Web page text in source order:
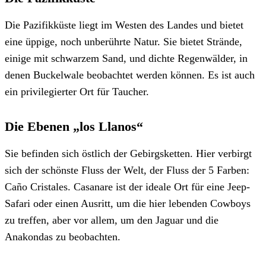
Die Pazifikküste liegt im Westen des Landes und bietet
eine üppige, noch unberührte Natur. Sie bietet Strände,
einige mit schwarzem Sand, und dichte Regenwälder, in
denen Buckelwale beobachtet werden können. Es ist auch
ein privilegierter Ort für Taucher.
Die Ebenen „los Llanos“
Sie befinden sich östlich der Gebirgsketten. Hier verbirgt
sich der schönste Fluss der Welt, der Fluss der 5 Farben:
Caño Cristales. Casanare ist der ideale Ort für eine Jeep-
Safari oder einen Ausritt, um die hier lebenden Cowboys
zu treffen, aber vor allem, um den Jaguar und die
Anakondas zu beobachten.